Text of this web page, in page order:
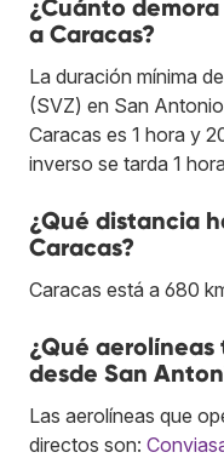
¿Cuánto
a Caracas?
La duración mínima
(SVZ) en San
Caracas es 1 hora y
inverso se tarda 1
¿Qué distancia
Caracas?
Caracas está a 680
¿Qué
desde San
Las aerolíneas que
directos son: